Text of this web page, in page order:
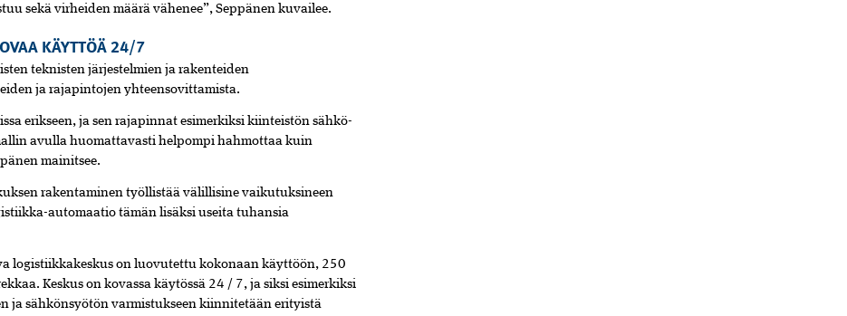
sekä virheiden määrä vähenee”, Seppänen kuvailee.
KÄYTTÖÄ 24/7
teknisten järjestelmien ja rakenteiden
ja rajapintojen yhteensovittamista.
erikseen, ja sen rajapinnat esimerkiksi kiinteistön sähkö-
avulla huomattavasti helpompi hahmottaa kuin
mainitsee.
rakentaminen työllistää välillisine vaikutuksineen
automaatio tämän lisäksi useita tuhansia
logistiikkakeskus on luovutettu kokonaan käyttöön, 250
Keskus on kovassa käytössä 24 / 7, ja siksi esimerkiksi
ja sähkönsyötön varmistukseen kiinnitetään erityistä